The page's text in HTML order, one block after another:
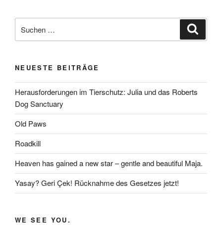
nach:
NEUESTE BEITRÄGE
Herausforderungen im Tierschutz: Julia und das Roberts
Dog Sanctuary
Old Paws
Roadkill
Heaven has gained a new star – gentle and beautiful Maja.
Yasay? Geri Çek! Rücknahme des Gesetzes jetzt!
WE SEE YOU.